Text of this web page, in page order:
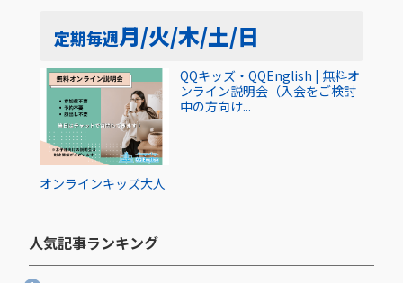
定期毎週月/火/木/土/日
オンラインキッズ大人
QQキッズ・QQEnglish | 無料オ
ンライン説明会（入会をご検討
中の方向け...
人気記事ランキング​